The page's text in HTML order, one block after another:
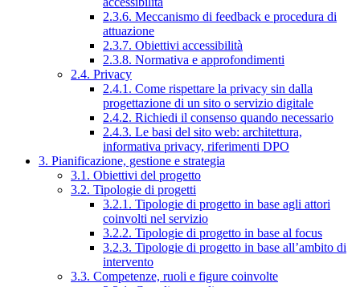
2.3.6. Meccanismo di feedback e procedura di
attuazione
2.3.7. Obiettivi accessibilità
2.3.8. Normativa e approfondimenti
2.4. Privacy
2.4.1. Come rispettare la privacy sin dalla
progettazione di un sito o servizio digitale
2.4.2. Richiedi il consenso quando necessario
2.4.3. Le basi del sito web: architettura,
informativa privacy, riferimenti DPO
3. Pianificazione, gestione e strategia
3.1. Obiettivi del progetto
3.2. Tipologie di progetti
3.2.1. Tipologie di progetto in base agli attori
coinvolti nel servizio
3.2.2. Tipologie di progetto in base al focus
3.2.3. Tipologie di progetto in base all’ambito di
intervento
3.3. Competenze, ruoli e figure coinvolte